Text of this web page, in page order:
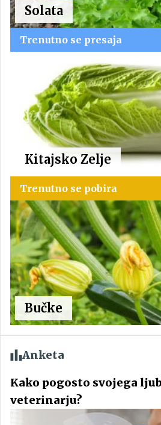
Solata
Trenutno se presaja
Kitajsko Zelje
Trenutno se pobira
Bučke
Anketa
Kako pogosto svojega
veterinarju?